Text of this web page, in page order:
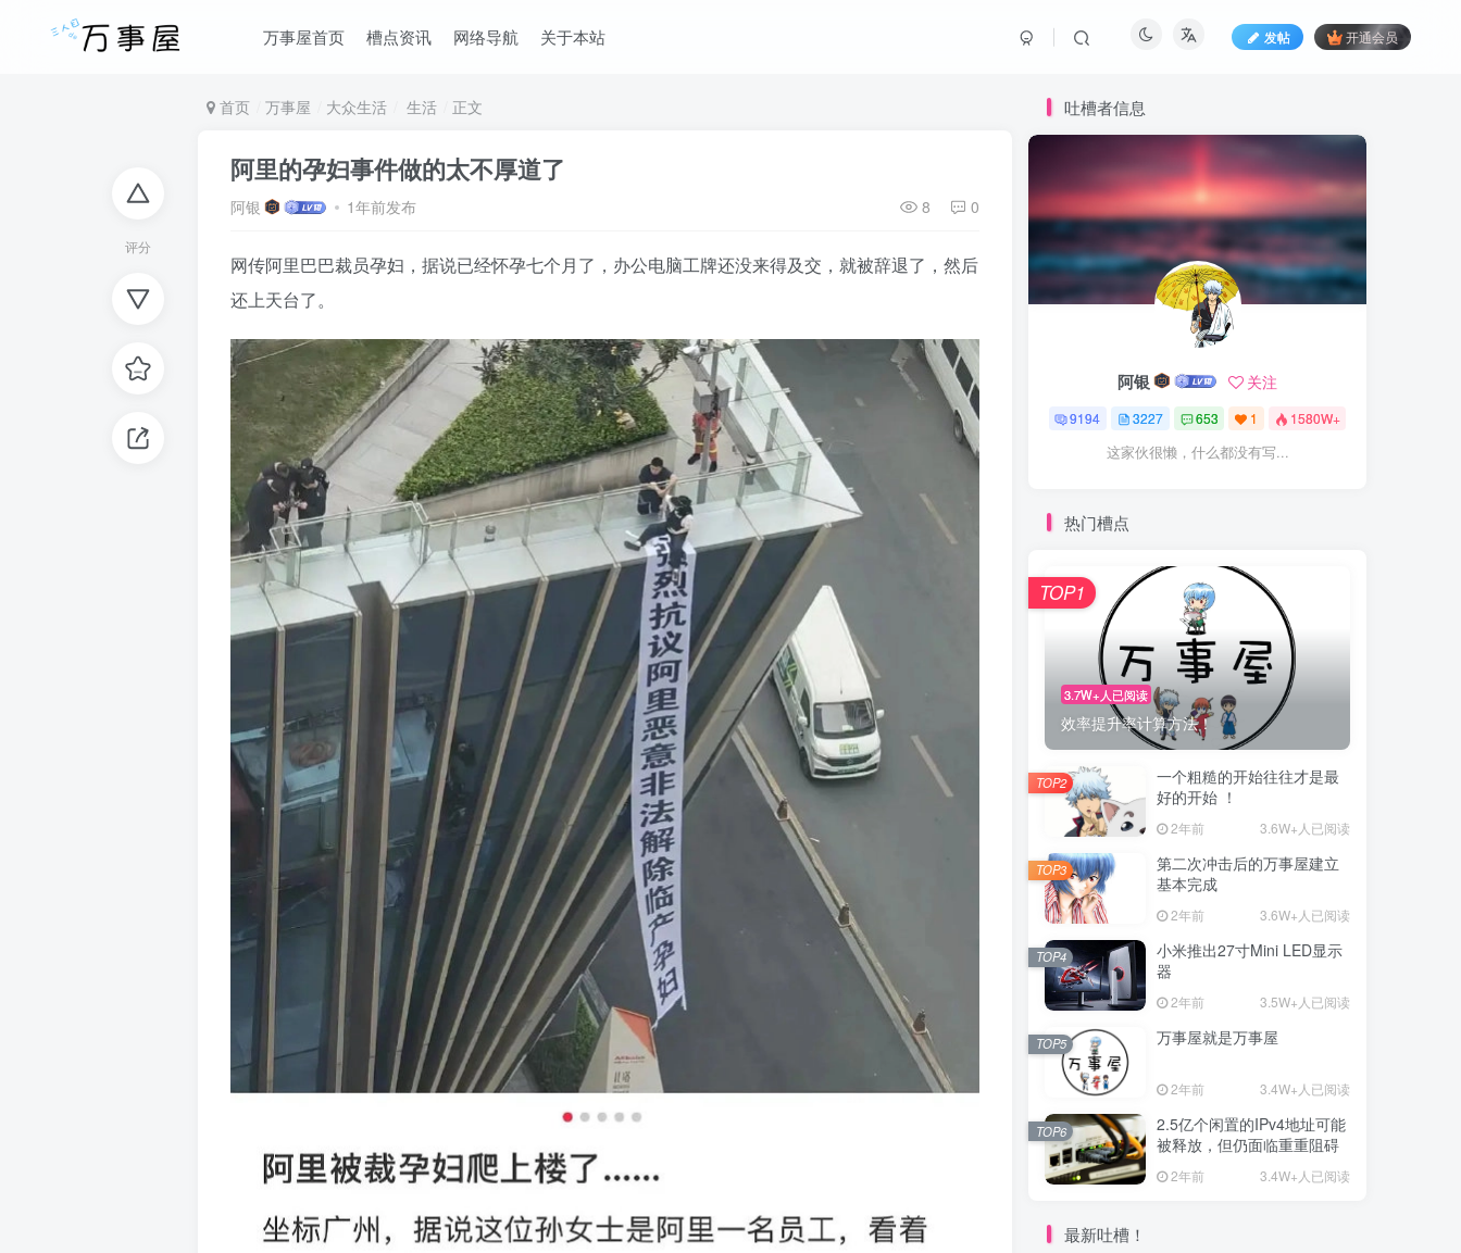
万事屋首页 槽点资讯 网络导航 关于本站 发帖 开通会员
评分
首页 万事屋 大众生活 生活 正文
阿里的孕妇事件做的太不厚道了
阿银 1年前发布 8 0
网传阿里巴巴裁员孕妇，据说已经怀孕七个月了，办公电脑工牌还没来得及交，就被辞退了，然后
还上天台了。
吐槽者信息
阿银 关注
9194 3227 653 1 1580W+
这家伙很懒，什么都没有写...
热门槽点
3.7W+人已阅读
效率提升率计算方法！
TOP1
一个粗糙的开始往往才是最
好的开始 ！
2年前 3.6W+人已阅读
TOP2
第二次冲击后的万事屋建立
基本完成
2年前 3.6W+人已阅读
TOP3
小米推出27寸Mini LED显示
器
2年前 3.5W+人已阅读
TOP4
万事屋就是万事屋
2年前 3.4W+人已阅读
TOP5
2.5亿个闲置的IPv4地址可能
被释放，但仍面临重重阻碍
2年前 3.4W+人已阅读
TOP6
最新吐槽！